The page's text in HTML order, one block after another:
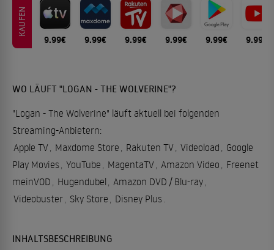
KAUFEN
9.99€ 9.99€ 9.99€ 9.99€ 9.99€ 9.99€
WO LÄUFT "LOGAN - THE WOLVERINE"?
"Logan - The Wolverine" läuft aktuell bei folgenden
Streaming-Anbietern:
Apple TV Maxdome Store Rakuten TV Videoload
Google
Play Movies YouTube MagentaTV Amazon Video
Freenet
meinVOD
Hugendubel Amazon DVD / Blu-ray
Videobuster Sky Store Disney Plus
INHALTSBESCHREIBUNG